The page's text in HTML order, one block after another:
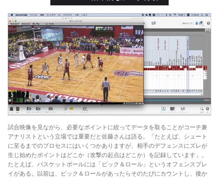
試合映像を見ながら、必要なポイントに絞ってデータを取ることがコーチ兼
アナリストという立場では重要だと佐藤さんは語る。「たとえば、シュート
に至るまでのプロセスにはいくつかありますが、相手のデフェンスにズレが
生じ始めたポイントはどこか（攻撃の起点はどこか）を記録しています」。
たとえば、バスケットボールには「ピック＆ロール」というオフェンスプレ
イがある。以前は、ピック＆ロールがあったらそのたびにカウントし、後か